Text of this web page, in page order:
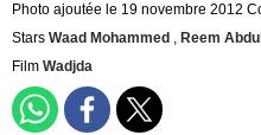
Photo ajoutée le 19 novembre 2012
Stars Waad Mohammed , Reem
Film Wadjda